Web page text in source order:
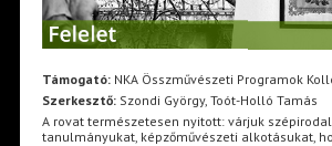
Támogató:NKA Összművészeti Programok
Szerkesztő:Szondi György, Toót-Holló Tamás
A rovat természetesen nyitott: várjuk
tanulmányukat, képzőművészeti alkotásukat,